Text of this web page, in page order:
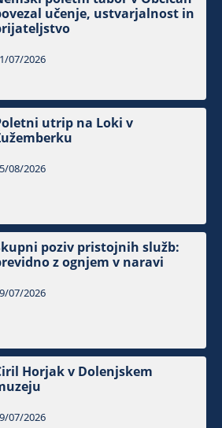
učenje, ustvarjalnost in
07/2026
utrip na Loki v
08/2026
poziv pristojnih služb:
z ognjem v naravi
07/2026
Horjak v Dolenjskem
07/2026